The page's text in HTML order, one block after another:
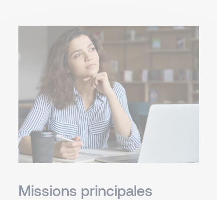
Missions principales